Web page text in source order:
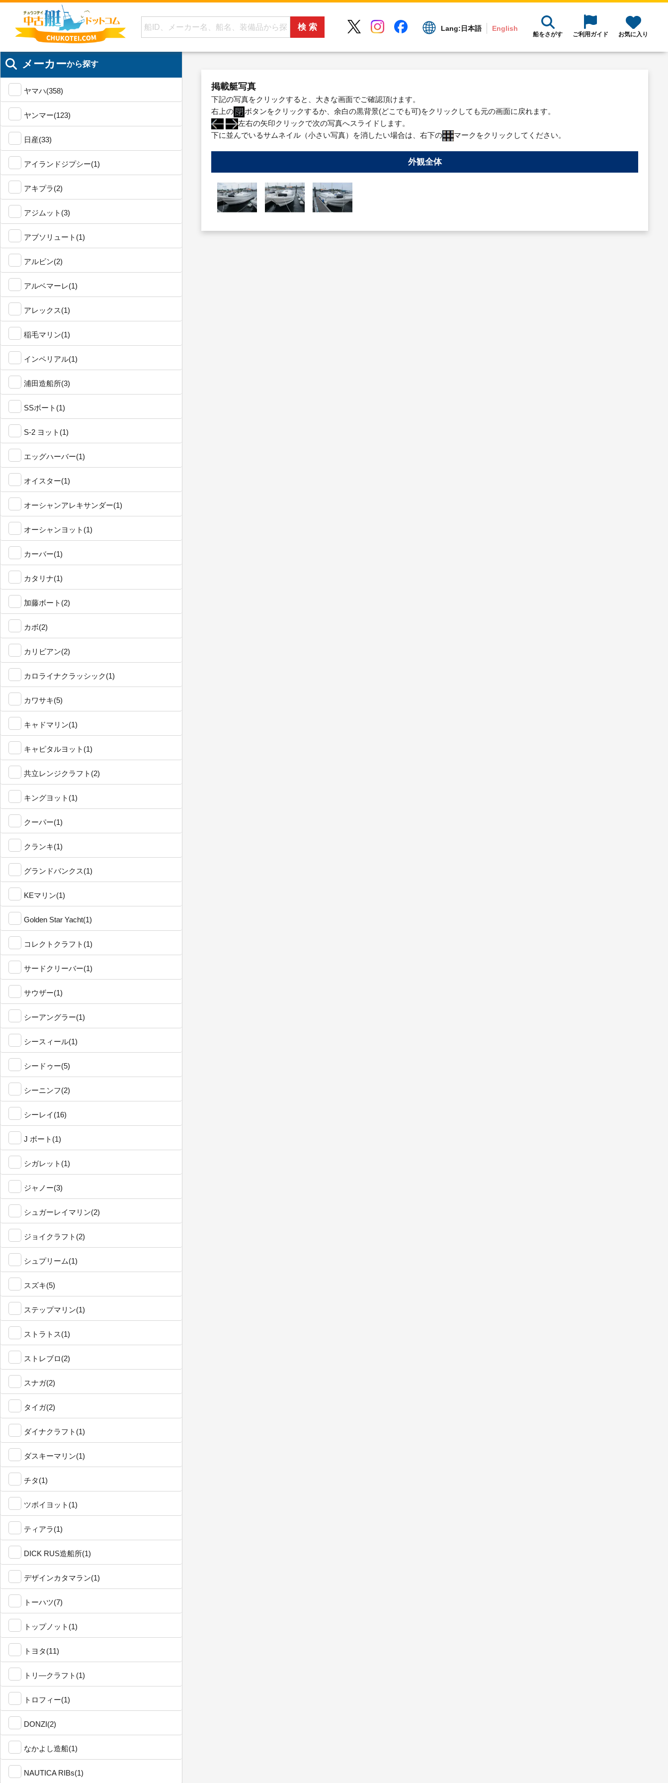
Lang: 日本語 English
船をさがす ご利用ガイド お気に入り
メーカーから探す
ヤマハ(358)
ヤンマー(123)
日産(33)
アイランドジプシー(1)
アキプラ(2)
アジムット(3)
アブソリュート(1)
アルビン(2)
アルベマーレ(1)
アレックス(1)
稲毛マリン(1)
インペリアル(1)
浦田造船所(3)
SSボート(1)
S-2 ヨット(1)
エッグハーバー(1)
オイスター(1)
オーシャンアレキサンダー(1)
オーシャンヨット(1)
カーバー(1)
カタリナ(1)
加藤ボート(2)
カボ(2)
カリビアン(2)
カロライナクラッシック(1)
カワサキ(5)
キャドマリン(1)
キャピタルヨット(1)
共立レンジクラフト(2)
キングヨット(1)
クーパー(1)
クランキ(1)
グランドバンクス(1)
KEマリン(1)
Golden Star Yacht(1)
コレクトクラフト(1)
サードクリーバー(1)
サウザー(1)
シーアングラー(1)
シースィール(1)
シードゥー(5)
シーニンフ(2)
シーレイ(16)
J ボート(1)
シガレット(1)
ジャノー(3)
シュガーレイマリン(2)
ジョイクラフト(2)
シュプリーム(1)
スズキ(5)
ステップマリン(1)
ストラトス(1)
ストレブロ(2)
スナガ(2)
タイガ(2)
ダイナクラフト(1)
ダスキーマリン(1)
チタ(1)
ツボイヨット(1)
ティアラ(1)
DICK RUS造船所(1)
デザインカタマラン(1)
トーハツ(7)
トップノット(1)
トヨタ(11)
トリ―クラフト(1)
トロフィー(1)
DONZI(2)
なかよし造船(1)
NAUTICA RIBs(1)
掲載艇写真
下記の写真をクリックすると、大きな画面でご確認頂けます。
右上の
ボタンをクリックするか、余白の黒背景(どこでも可)をクリックしても元の画面に戻れます。
左右の矢印クリックで次の写真へスライドします。
下に並んでいるサムネイル（小さい写真）を消したい場合は、右下の
マークをクリックしてください。
外観全体